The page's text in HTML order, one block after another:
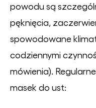
powodu są
pęknięcia,
spowodowane
codziennymi
mówienia).
masek do ust: